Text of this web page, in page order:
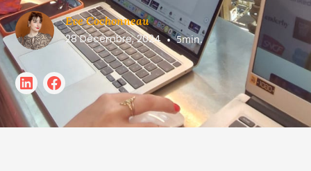
Eve Cochonneau
28 Décembre, 2024 • 5min.